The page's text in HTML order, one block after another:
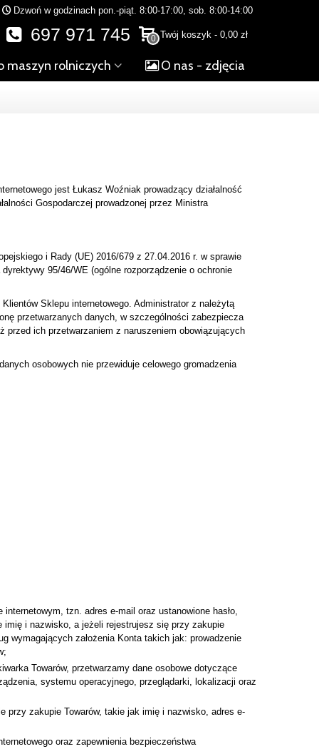
Dzwoń w godzinach pon.-piąt. 8:00-17:00, sob. 8:00-14:00
0 Twój koszyk - 0,00 zł
697 971 745
maszyn rolniczych O nas - zdjęcia
jest Łukasz Woźniak prowadzący działalność
Gospodarczej prowadzonej przez Ministra
i Rady (UE) 2016/679 z 27.04.2016 r. w sprawie
95/46/WE (ogólne rozporządzenie o ochronie
Sklepu internetowego. Administrator z należytą
przetwarzanych danych, w szczególności zabezpiecza
przed ich przetwarzaniem z naruszeniem obowiązujących
osobowych nie przewiduje celowego gromadzenia
tzn. adres e-mail oraz ustanowione hasło,
imię i nazwisko, a jeżeli rejestrujesz się przy zakupie
wymagających założenia Konta takich jak: prowadzenie
Towarów, przetwarzamy dane osobowe dotyczące
systemu operacyjnego, przeglądarki, lokalizacji oraz
przy zakupie Towarów, takie jak imię i nazwisko, adres e-
oraz zapewnienia bezpieczeństwa